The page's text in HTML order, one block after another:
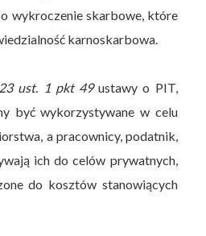
wykroczenie skarbowe, które
karnoskarbowa.
ust. 1 pkt 49ustawy o PIT,
być wykorzystywane w celu
a pracownicy, podatnik,
ich do celów prywatnych,
do kosztów stanowiących